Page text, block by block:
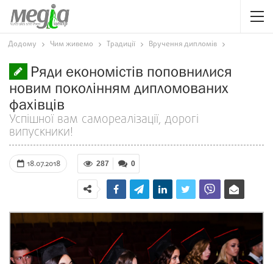
Додому Чим живемо Традиції Вручення дипломів
Ряди економістів поповнилися
новим поколінням дипломованих
фахівців
Успішної вам самореалізації, дорогі
випускники!
18.07.2018 0
287